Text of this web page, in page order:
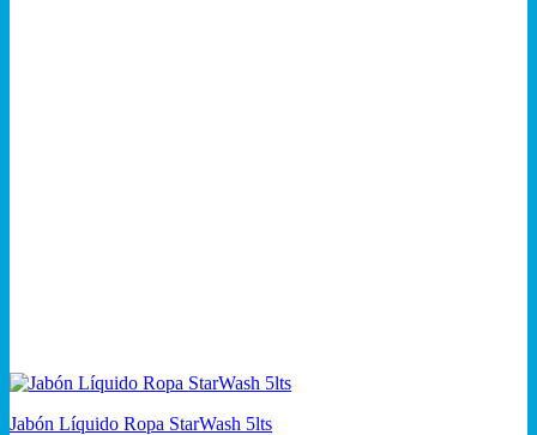
Jabón Líquido Ropa StarWash 5lts